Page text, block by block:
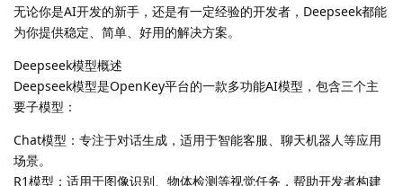
无论你是AI开发的新手，还是有一定经验的开发者，Deepseek都能
为你提供稳定、简单、好用的解决方案。
Deepseek模型概述
Deepseek模型是OpenKey平台的一款多功能AI模型，包含三个主
要子模型：
Chat模型：专注于对话生成，适用于智能客服、聊天机器人等应用
场景。
R1模型：适用于图像识别、物体检测等视觉任务，帮助开发者构建